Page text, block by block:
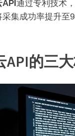
通过专利技术
集成功率提升至
API的三